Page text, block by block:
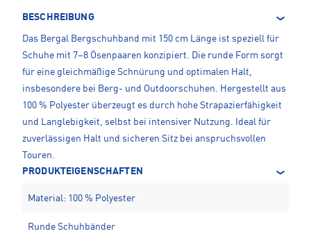
BESCHREIBUNG
Das Bergal Bergschuhband mit 150 cm Länge ist speziell für
Schuhe mit 7–8 Ösenpaaren konzipiert. Die runde Form sorgt
für eine gleichmäßige Schnürung und optimalen Halt,
insbesondere bei Berg- und Outdoorschuhen. Hergestellt aus
100 % Polyester überzeugt es durch hohe Strapazierfähigkeit
und Langlebigkeit, selbst bei intensiver Nutzung. Ideal für
zuverlässigen Halt und sicheren Sitz bei anspruchsvollen
Touren.
PRODUKTEIGENSCHAFTEN
Material: 100 % Polyester
Runde Schuhbänder